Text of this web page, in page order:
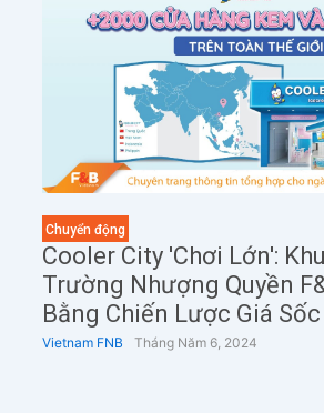
Chuyển động
Cooler City 'Chơi Lớn':
Trường Nhượng Quyền
Bằng Chiến Lược Giá Sốc
Vietnam FNB Tháng Năm 6, 2024